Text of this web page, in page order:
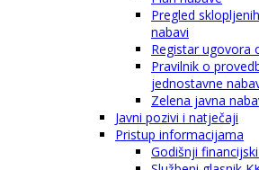
Pregled
nabavi
Registar ugovora
Pravilnik o
jednostavne
Zelena javna
Javni pozivi i natječaji
Pristup informacijama
Godišnji